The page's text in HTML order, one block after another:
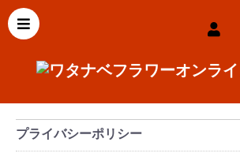
プライバシーポリシー